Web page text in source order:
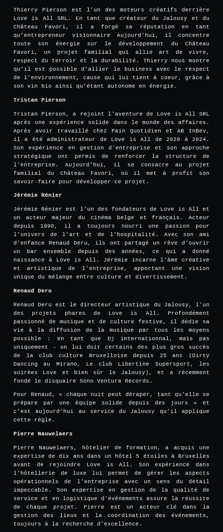
Thierry Pierson est l'un des moteurs créatifs derrière
Love is All SRL. En tant que créateur du Jalousy et du
Château Favori, il a forgé sa réputation en tant
qu’entrepreneur visionnaire Aujourd'hui, il concentre
toute son énergie sur le développement du Château
Favori, un projet familial qui allie art de vivre,
respect du terroir et la durabilité. Thierry nous montre
qu’il est possible d’allier le business avec le respect
de l’environnement, cause qui lui tient à coeur, grâce à
son vin bio ainsi qu’étant autonome en énergie.
Tristan Pierson
Tristan Pierson, a rejoint l'aventure de Love is All SRL
après une expérience solide dans le monde des affaires.
Après avoir travaillé chez Pain Quotidien et AB InBev,
il a été administrateur de Love is All de 2020 à 2024.
Son expérience en gestion d'entreprise et son approche
stratégique ont permis de renforcer la structure de
l'entreprise. Aujourd’hui, il se consacre au projet
familial du Château Favori, où il met à profit son
savoir-faire pour développer ce projet.
Jérémie Rénier
Jérémie Rénier est l’un des fondateurs de Love is All et
un acteur majeur du cinéma belge et français. Acteur
depuis 1990, il a toujours nourri une passion pour
l'univers de l'art et de l'hospitalité. Avec son ami
d’enfance Renaud Deru, ils ont partagé un rêve d’ouvrir
un bar ensemble depuis des années, ce qui a donné
naissance à Love is All. Jérémie incarne l'âme créative
et artistique de l'entreprise, apportant une vision
unique du mélange entre culture et divertissement.
Renaud Deru
Renaud Deru est le directeur artistique du Jalousy, l'un
des projets phares de Love is All. Profondément
passionné de musique et de culture festive, il dédie sa
vie à la diffusion de la musique par tous les moyens
possible : en tant que Dj internationnal, mais pas
uniquement - on lui doit certains des plus gros succès
de la club culture Bruxelloise depuis 25 ans (Dirty
Dancing au Mirano, Le club Libertine Supersport, les
soirées Love et bien sûr le Jalousy), et a récemment
fondé le disquaire Sono Ventura Records.
Pour Renaud, « chaque nuit peut déraper, tant qu’elle se
prépare par une équipe solide depuis des jours » et
c’est aujourd’hui au service du Jalousy qu’il applique
cette règle.
Pierre Nauwelaers
Pierre Nauwelaers, hôtelier de formation, a acquis une
expertise de dix ans dans un hôtel 5 étoiles à Bruxelles
avant de rejoindre Love is All. Son expérience dans
l’hôtellerie de luxe lui permet de gérer les aspects
opérationnels de l'entreprise avec un sens du détail
impeccable. Son expertise en gestion de la qualité de
service et en logistique d'événements assure la réussite
de chaque projet. Pierre est un acteur clé dans la
gestion des lieux et la coordination des événements,
toujours à la recherche d'excellence.